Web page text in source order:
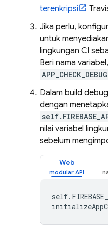
terenkripsi
Jika perlu,
untuk
lingkungan CI
Beri nama
Dalam build
dengan
nilai variabel
sebelum
Web
self.